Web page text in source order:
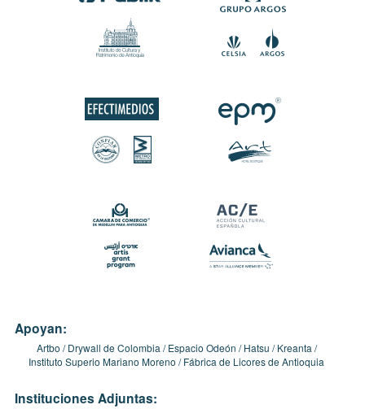
Apoyan:
Artbo Drywall de Colombia Espacio Odeón Hatsu
Kreanta
Instituto Superio Mariano Moreno
Fábrica de Licores de Antioquia
Instituciones Adjuntas: